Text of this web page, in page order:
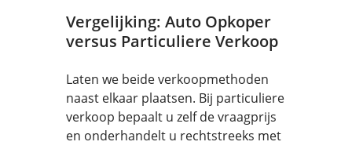
Vergelijking: Auto Opkoper
versus Particuliere Verkoop
Laten we beide verkoopmethoden
naast elkaar plaatsen. Bij particuliere
verkoop bepaalt u zelf de vraagprijs
en onderhandelt u rechtstreeks met